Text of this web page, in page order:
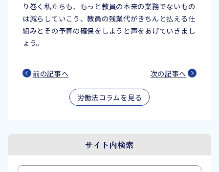
り巻く私たちも、もっと教員の本来の業務でないもの
は減らしていこう、教員の残業代がきちんと払える仕
組みとその予算の確保をしようと声をあげていきまし
ょう。
前の記事へ 次の記事へ
労働法コラムを見る
サイト内検索